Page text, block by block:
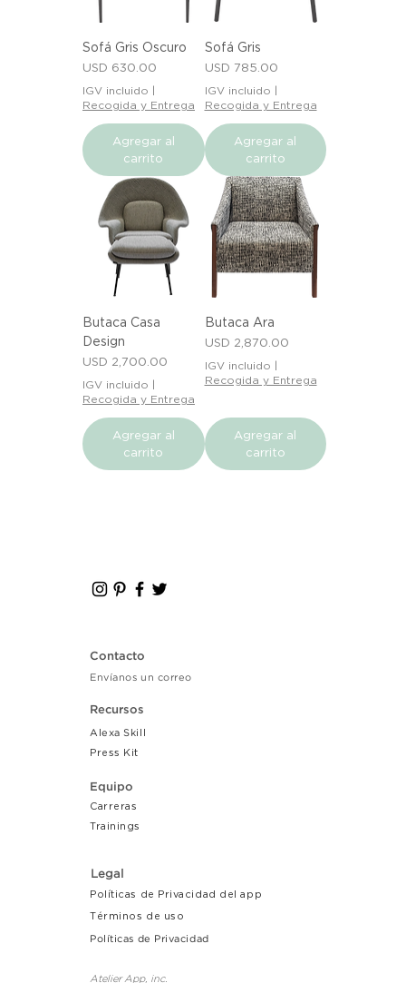
Sofá Gris Oscuro
Precio
USD 630.00
IGV incluido |
Recogida y Entrega
Agregar al
carrito
Sofá Gris
Precio
USD 785.00
IGV incluido |
Recogida y Entrega
Agregar al
carrito
Butaca Casa
Design
Precio
USD 2,700.00
IGV incluido
Recogida y Entrega
Agregar al
carrito
Butaca Ara
Precio
USD 2,870.00
IGV incluido
Recogida y Entrega
Agregar al
carrito
Contacto
Envíanos un correo
Recursos
Alexa Skill
Press Kit
Equipo
Carreras
Trainings
Legal
Políticas de Privacidad del app
Términos de uso
Políticas de Privacidad
Atelier App, inc.